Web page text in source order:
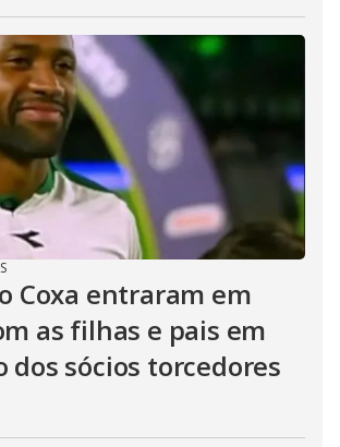
Coxa entraram em
as filhas e pais em
dos sócios torcedores